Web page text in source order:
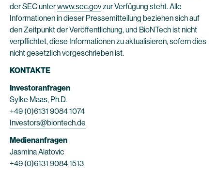
der SEC unterwww.sec.govzur Verfügung steht. Alle
Informationen in dieser Pressemitteilung beziehen sich auf
den Zeitpunkt der Veröffentlichung, und BioNTech ist nicht
verpflichtet, diese Informationen zu aktualisieren, sofern dies
nicht gesetzlich vorgeschrieben ist.
KONTAKTE
Investoranfragen
Sylke Maas, Ph.D.
+49 (0)6131 9084 1074
Investors@biontech.de
Medienanfragen
Jasmina Alatovic
+49 (0)6131 9084 1513